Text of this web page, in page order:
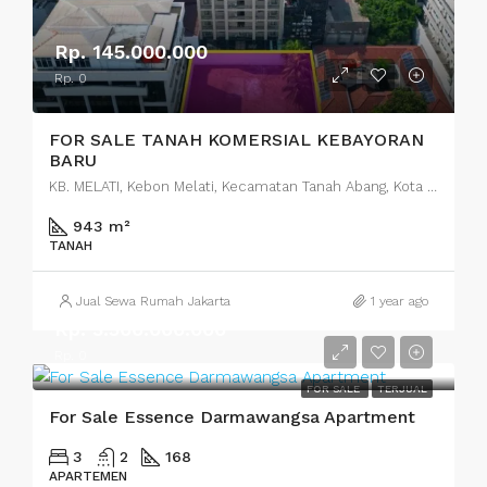
Rp. 145.000.000
Rp. 0
FOR SALE TANAH KOMERSIAL KEBAYORAN
BARU
KB. MELATI, Kebon Melati, Kecamatan Tanah Abang, Kota Jakarta Pusat, Daerah Khusus Ibukota Jakarta, Indonesia
943 m²
TANAH
Jual Sewa Rumah Jakarta 1 year ago
FOR SALE TERJUAL
For Sale Essence Darmawangsa Apartment
3 2 168
APARTEMEN